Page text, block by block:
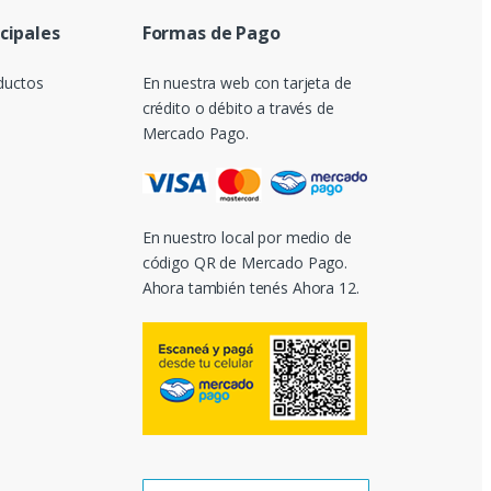
Formas de Pago
En nuestra web con tarjeta de
crédito o débito a través de
Mercado Pago.
En nuestro local por medio de
código QR de Mercado Pago.
Ahora también tenés Ahora 12.